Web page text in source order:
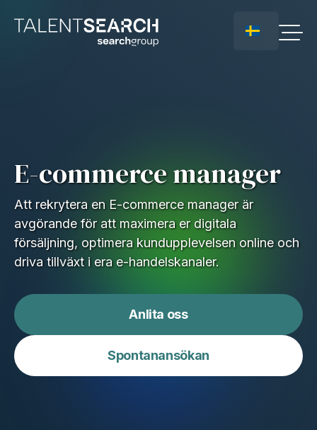
E-commerce manager
Att rekrytera en E-commerce manager är
avgörande för att maximera er digitala
försäljning, optimera kundupplevelsen online och
driva tillväxt i era e-handelskanaler.
Anlita oss
Spontanansökan